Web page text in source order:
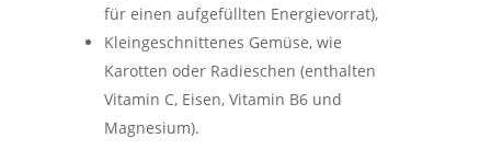
für einen aufgefüllten Energievorrat),
Kleingeschnittenes Gemüse, wie
Karotten oder Radieschen (enthalten
Vitamin C, Eisen, Vitamin B6 und
Magnesium).